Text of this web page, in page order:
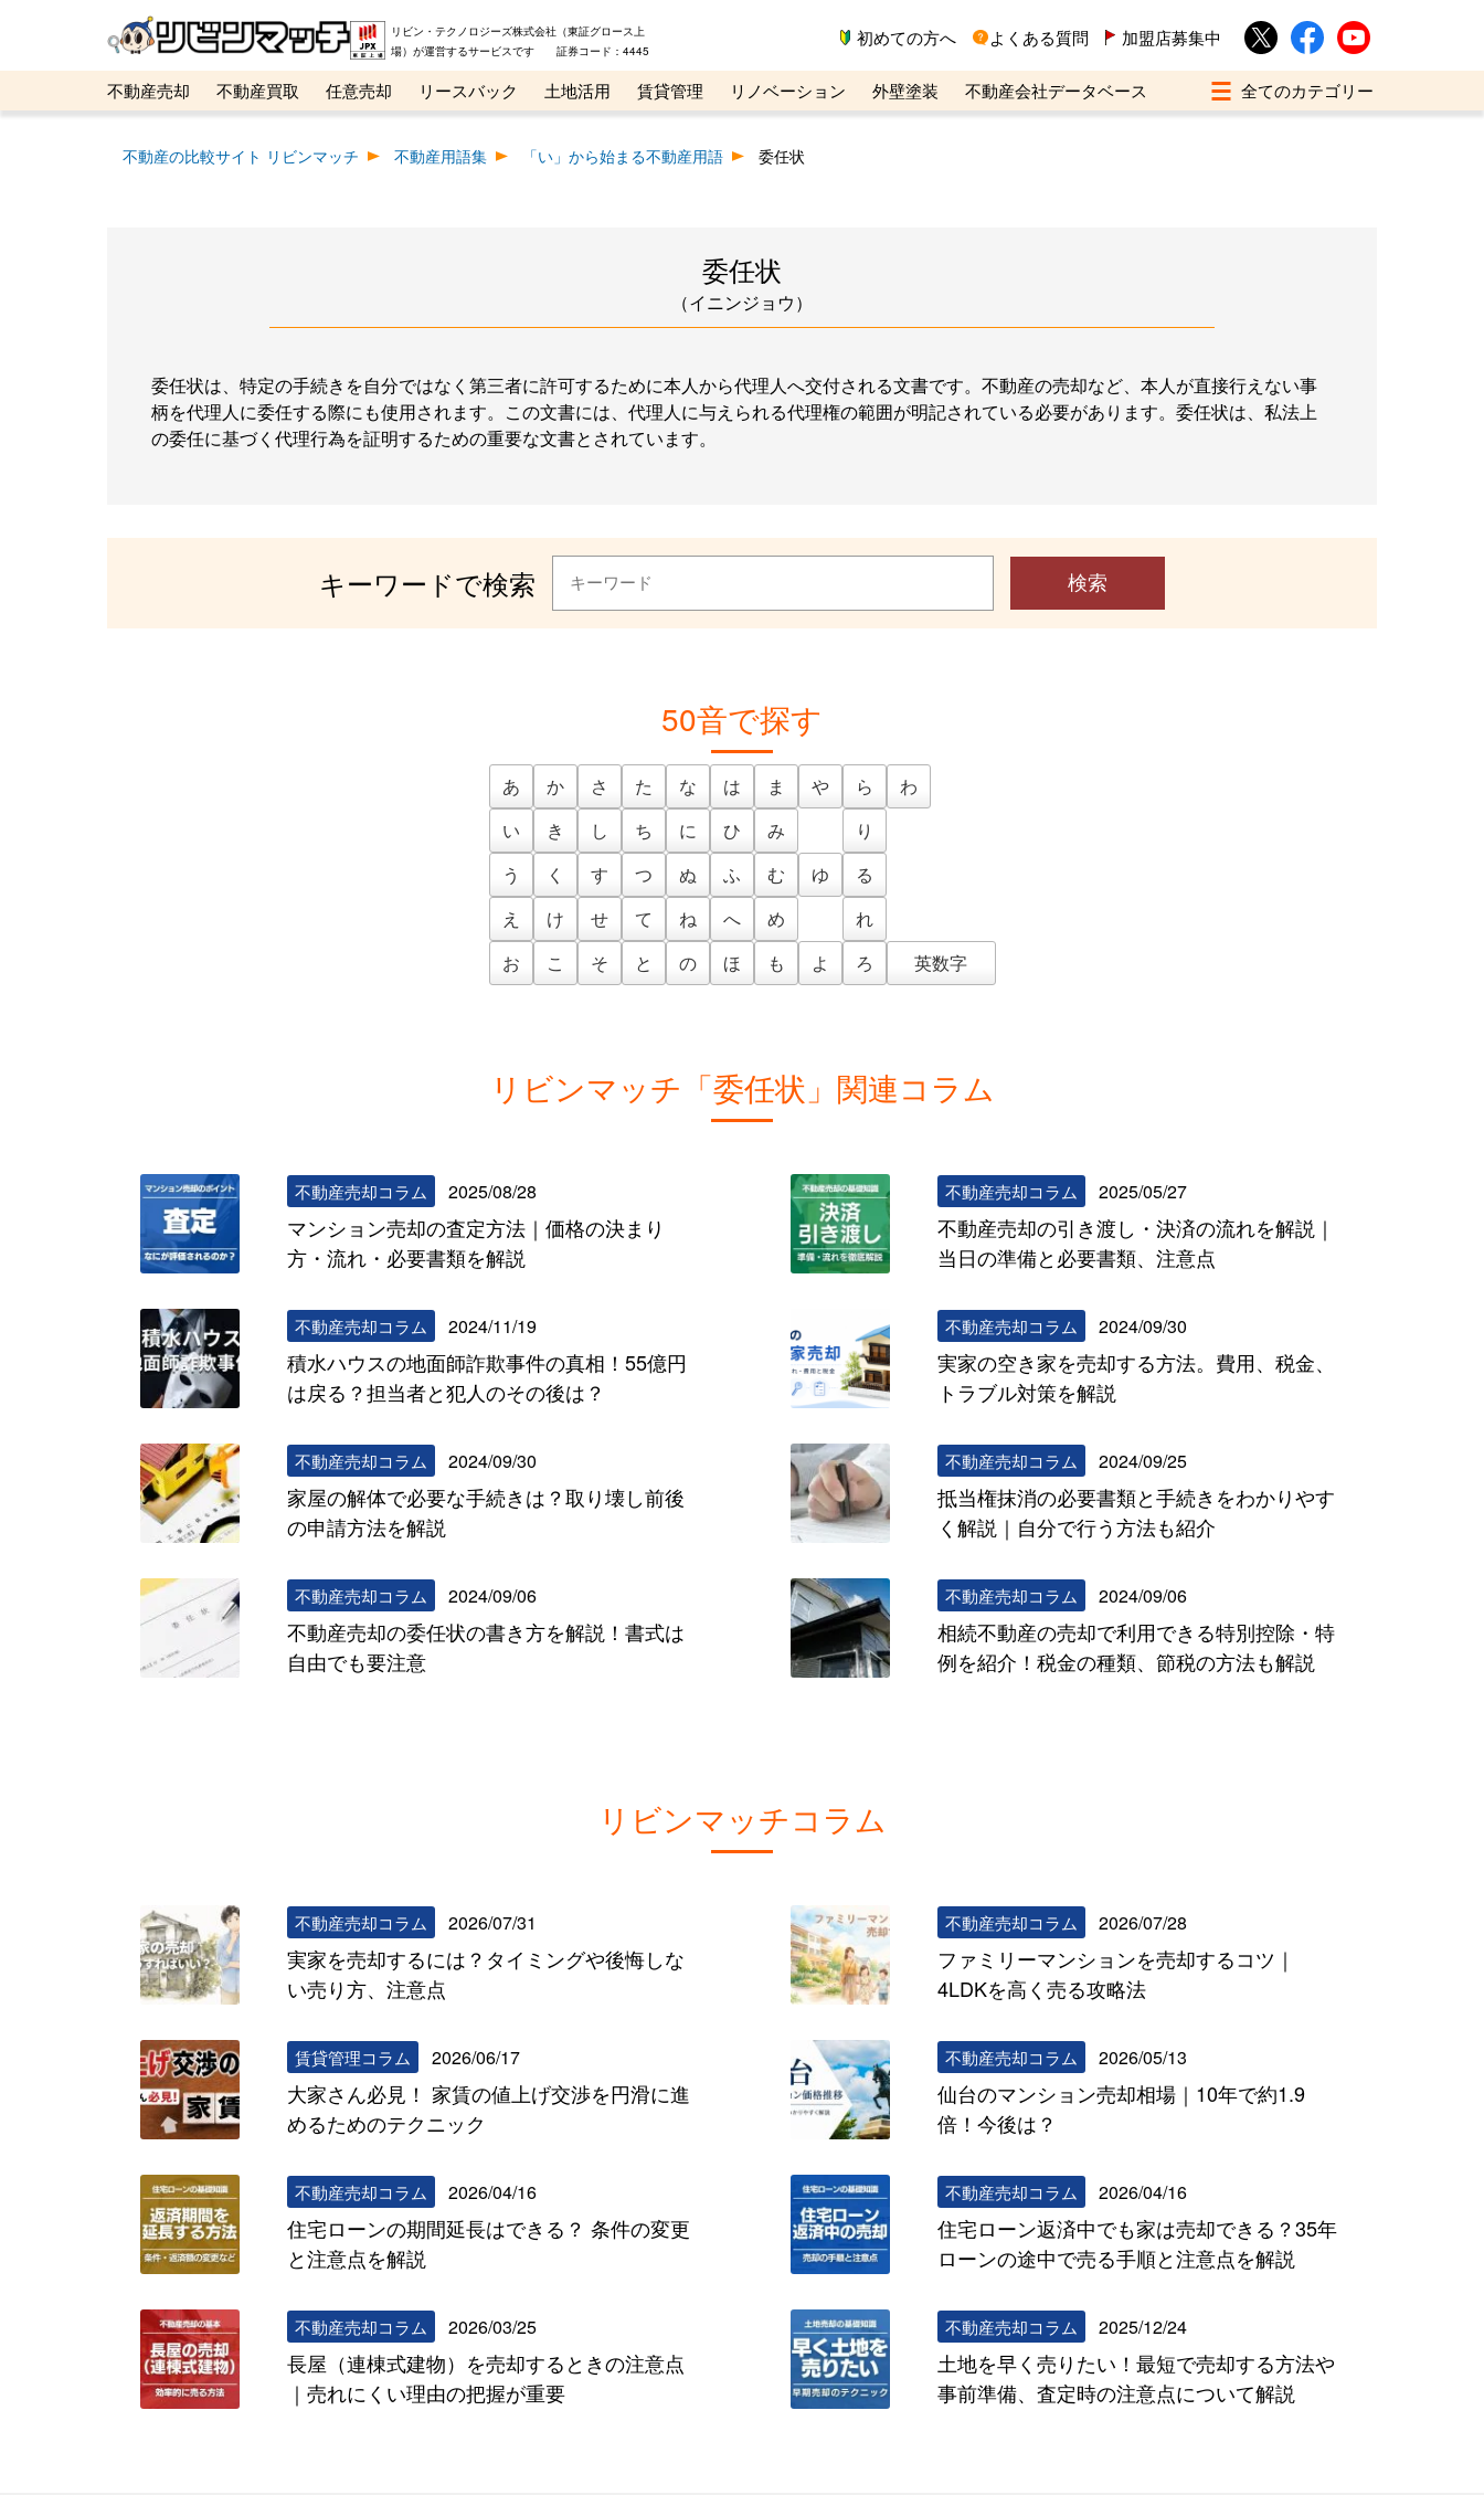
リビン・テクノロジーズ株式会社（東証グロース上
場）が運営するサービスです 証券コード：4445
初めての方へ よくある質問 加盟店募集中
不動産売却 不動産買取 任意売却 リースバック 土地活用 賃貸管理 リノベーション 外壁塗装
不動産会社データベース
メタ住宅展示場
ベスト不動産カンパニー オンライン講座 リビンマガジンBiz 不動産売却ご相談デスク
不動産の比較サイト リビンマッチ 不動産用語集 「い」から始まる不動産用語 委任状
委任状
（イニンジョウ）
委任状は、特定の手続きを自分ではなく第三者に許可するために本人から代理人へ交付される文書です。不動産の売却など、本人が直接行えない事
柄を代理人に委任する際にも使用されます。この文書には、代理人に与えられる代理権の範囲が明記されている必要があります。委任状は、私法上
の委任に基づく代理行為を証明するための重要な文書とされています。
キーワードで検索
50音で探す
あ
い
う
え
お
か
き
く
け
こ
さ
し
す
せ
そ
た
ち
つ
て
と
な
に
ぬ
ね
の
は
ひ
ふ
へ
ほ
ま
み
む
め
も
や
ゆ
よ
ら
り
る
れ
ろ
わ
英数字
リビンマッチ「委任状」関連コラム
不動産売却コラム 2025/08/28
マンション売却の査定方法｜価格の決まり
方・流れ・必要書類を解説
不動産売却コラム 2025/05/27
不動産売却の引き渡し・決済の流れを解説｜
当日の準備と必要書類、注意点
不動産売却コラム 2024/11/19
積水ハウスの地面師詐欺事件の真相！55億円
は戻る？担当者と犯人のその後は？
不動産売却コラム 2024/09/30
実家の空き家を売却する方法。費用、税金、
トラブル対策を解説
不動産売却コラム 2024/09/30
家屋の解体で必要な手続きは？取り壊し前後
の申請方法を解説
不動産売却コラム 2024/09/25
抵当権抹消の必要書類と手続きをわかりやす
く解説｜自分で行う方法も紹介
不動産売却コラム 2024/09/06
不動産売却の委任状の書き方を解説！書式は
自由でも要注意
不動産売却コラム 2024/09/06
相続不動産の売却で利用できる特別控除・特
例を紹介！税金の種類、節税の方法も解説
リビンマッチコラム
不動産売却コラム 2026/07/31
実家を売却するには？タイミングや後悔しな
い売り方、注意点
不動産売却コラム 2026/07/28
ファミリーマンションを売却するコツ｜
4LDKを高く売る攻略法
賃貸管理コラム 2026/06/17
大家さん必見！ 家賃の値上げ交渉を円滑に進
めるためのテクニック
不動産売却コラム 2026/05/13
仙台のマンション売却相場｜10年で約1.9
倍！今後は？
不動産売却コラム 2026/04/16
住宅ローンの期間延長はできる？ 条件の変更
と注意点を解説
不動産売却コラム 2026/04/16
住宅ローン返済中でも家は売却できる？35年
ローンの途中で売る手順と注意点を解説
不動産売却コラム 2026/03/25
長屋（連棟式建物）を売却するときの注意点
｜売れにくい理由の把握が重要
不動産売却コラム 2025/12/24
土地を早く売りたい！最短で売却する方法や
事前準備、査定時の注意点について解説